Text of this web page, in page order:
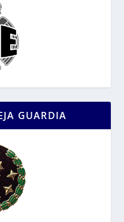
GUARDIA